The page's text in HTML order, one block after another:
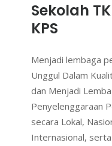
Sekolah
KPS
Menjadi lembaga
Unggul Dalam
dan Menjadi
Penyelenggaraan
secara Lokal,
Internasional,